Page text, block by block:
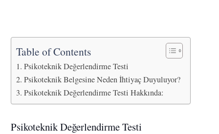
Table of Contents
Psikoteknik Değerlendirme Testi
Psikoteknik Belgesine Neden İhtiyaç Duyuluyor?
Psikoteknik Değerlendirme Testi Hakkında:
Psikoteknik Değerlendirme Testi